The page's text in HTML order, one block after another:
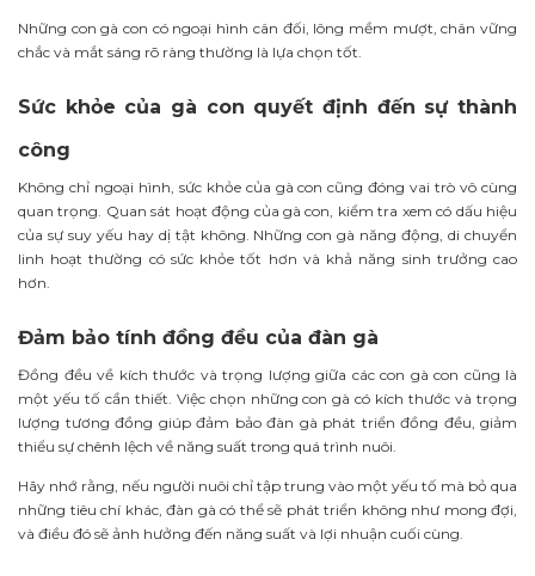
Những con gà con có ngoại hình cân đối, lông mềm mượt, chân vững
chắc và mắt sáng rõ ràng thường là lựa chọn tốt.
Sức khỏe của gà con quyết định đến sự thành
công
Không chỉ ngoại hình, sức khỏe của gà con cũng đóng vai trò vô cùng
quan trọng. Quan sát hoạt động của gà con, kiểm tra xem có dấu hiệu
của sự suy yếu hay dị tật không. Những con gà năng động, di chuyển
linh hoạt thường có sức khỏe tốt hơn và khả năng sinh trưởng cao
hơn.
Đảm bảo tính đồng đều của đàn gà
Đồng đều về kích thước và trọng lượng giữa các con gà con cũng là
một yếu tố cần thiết. Việc chọn những con gà có kích thước và trọng
lượng tương đồng giúp đảm bảo đàn gà phát triển đồng đều, giảm
thiểu sự chênh lệch về năng suất trong quá trình nuôi.
Hãy nhớ rằng, nếu người nuôi chỉ tập trung vào một yếu tố mà bỏ qua
những tiêu chí khác, đàn gà có thể sẽ phát triển không như mong đợi,
và điều đó sẽ ảnh hưởng đến năng suất và lợi nhuận cuối cùng.